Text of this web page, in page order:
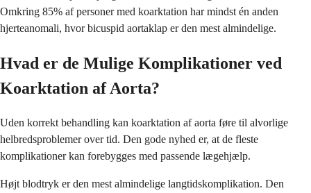
Omkring 85% af personer med koarktation har mindst én anden
hjerteanomali, hvor bicuspid aortaklap er den mest almindelige.
Hvad er de Mulige Komplikationer ved
Koarktation af Aorta?
Uden korrekt behandling kan koarktation af aorta føre til alvorlige
helbredsproblemer over tid. Den gode nyhed er, at de fleste
komplikationer kan forebygges med passende lægehjælp.
Højt blodtryk er den mest almindelige langtidskomplikation. Den